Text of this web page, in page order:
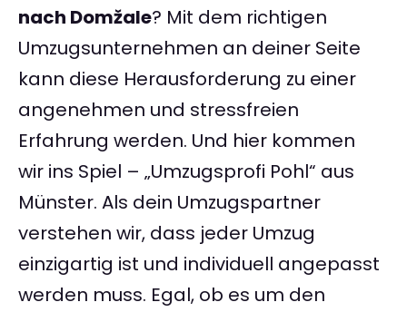
nach Domžale? Mit dem richtigen
Umzugsunternehmen an deiner Seite
kann diese Herausforderung zu einer
angenehmen und stressfreien
Erfahrung werden. Und hier kommen
wir ins Spiel – „Umzugsprofi Pohl“ aus
Münster. Als dein Umzugspartner
verstehen wir, dass jeder Umzug
einzigartig ist und individuell angepasst
werden muss. Egal, ob es um den